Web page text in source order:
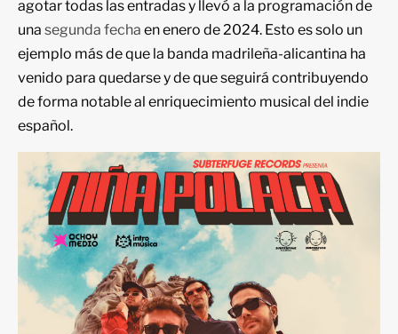
agotar todas las entradas y llevó a la programación de
una segunda fecha en enero de 2024. Esto es solo un
ejemplo más de que la banda madrileña-alicantina ha
venido para quedarse y de que seguirá contribuyendo
de forma notable al enriquecimiento musical del indie
español.